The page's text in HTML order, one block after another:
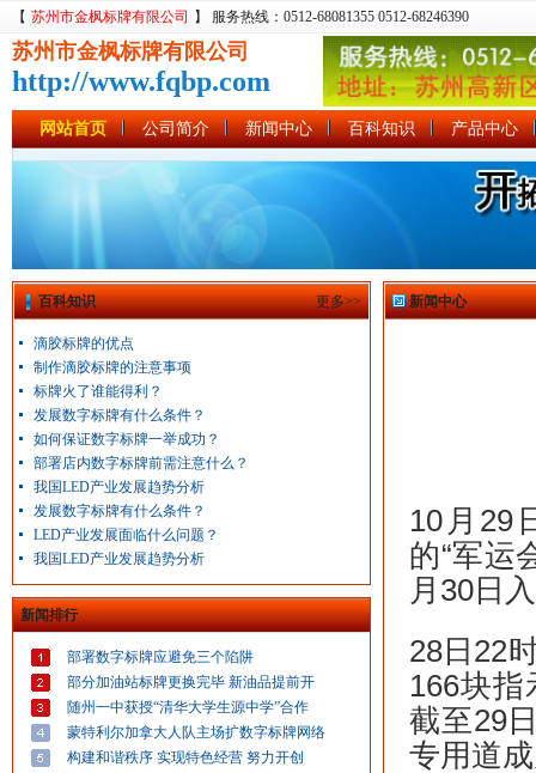
【 苏州市金枫标牌有限公司 】 服务热线：0512-68081355 0512-68246390
苏州市金枫标牌有限公司
http://www.fqbp.com
网站首页 公司简介 新闻中心 百科知识 产品中心
百科知识 更多>>
滴胶标牌的优点
制作滴胶标牌的注意事项
标牌火了谁能得利？
发展数字标牌有什么条件？
如何保证数字标牌一举成功？
部署店内数字标牌前需注意什么？
我国LED产业发展趋势分析
发展数字标牌有什么条件？
LED产业发展面临什么问题？
我国LED产业发展趋势分析
新闻排行
部署数字标牌应避免三个陷阱
部分加油站标牌更换完毕 新油品提前开
随州一中获授“清华大学生源中学”合作
蒙特利尔加拿大人队主场扩数字标牌网络
构建和谐秩序 实现特色经营 努力开创
新闻中心
10月29
的“军运
月30日
28日22
166块
截至29
专用道